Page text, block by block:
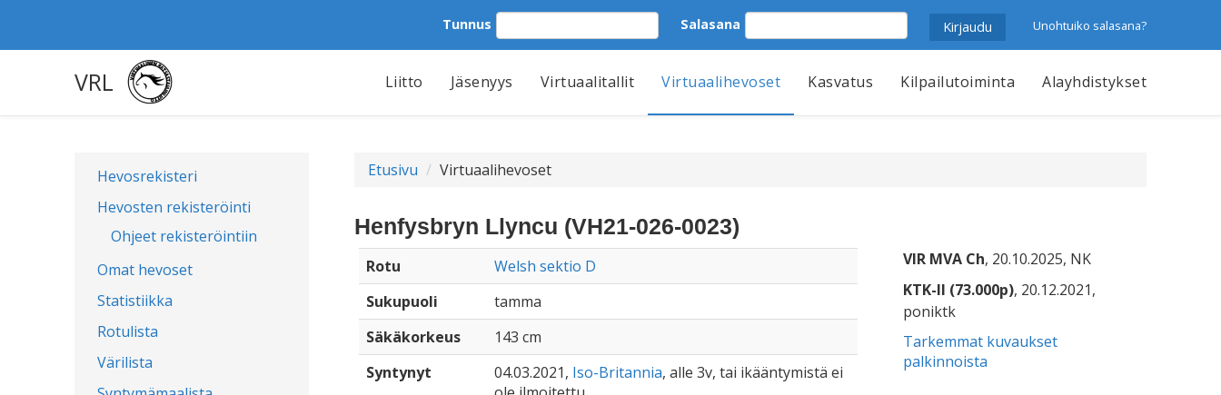
Tunnus Salasana Unohtuiko salasana?
VRL Liitto Jäsenyys Virtuaalitallit Virtuaalihevoset Kasvatus Kilpailutoiminta Alayhdistykset
Hevosrekisteri
Hevosten rekisteröinti
Ohjeet rekisteröintiin
Omat hevoset
Statistiikka
Rotulista
Värilista
Etusivu Virtuaalihevoset
Henfysbryn Llyncu (VH21-026-0023)
Rotu
Welsh sektio D
Sukupuoli
tamma
Säkäkorkeus
143 cm
Syntynyt
04.03.2021, Iso-Britannia, alle 3v, tai ikääntymistä ei
VIR MVA Ch, 20.10.2025, NK
KTK-II (73.000p), 20.12.2021,
poniktk
Tarkemmat kuvaukset
palkinnoista